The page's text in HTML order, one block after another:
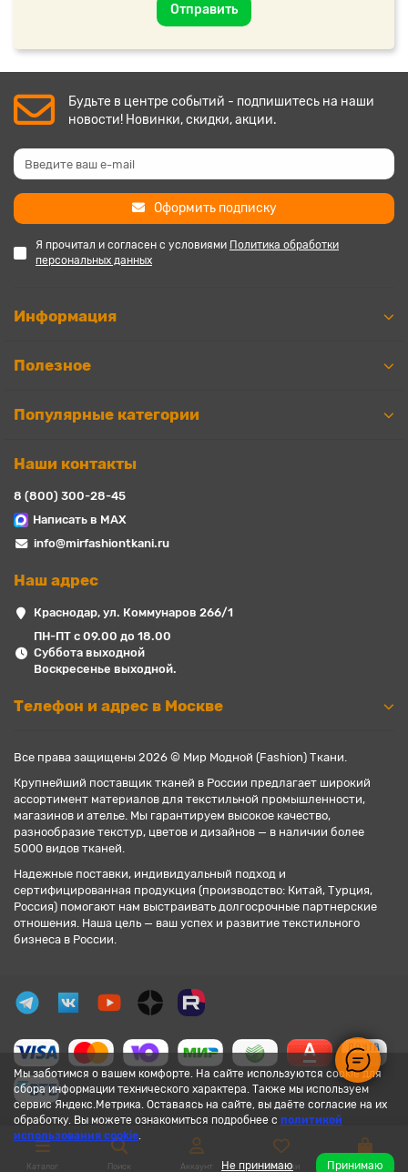
Отправить
Мы заботимся о вашем комфорте. На сайте используются cookie для
сбора информации технического характера. Также мы используем
сервис Яндекс.Метрика. Оставаясь на сайте, вы даёте согласие на их
обработку. Вы можете ознакомиться подробнее с политикой
использования cookie.
Не принимаю Принимаю
Будьте в центре событий - подпишитесь на наши
новости! Новинки, скидки, акции.
Оформить подписку
Я прочитал и согласен с условиями Политика обработки
персональных данных
Информация
Полезное
Популярные категории
Наши контакты
8 (800) 300-28-45
Написать в MAX
info@mirfashiontkani.ru
Наш адрес
Краснодар, ул. Коммунаров 266/1
ПН-ПТ с 09.00 до 18.00
Суббота выходной
Воскресенье выходной.
Телефон и адрес в Москве
Все права защищены 2026 © Мир Модной (Fashion) Ткани.
Крупнейший поставщик тканей в России предлагает широкий
ассортимент материалов для текстильной промышленности,
магазинов и ателье. Мы гарантируем высокое качество,
разнообразие текстур, цветов и дизайнов — в наличии более
5000 видов тканей.
Надежные поставки, индивидуальный подход и
сертифицированная продукция (производство: Китай, Турция,
Россия) помогают нам выстраивать долгосрочные партнерские
отношения. Наша цель — ваш успех и развитие текстильного
бизнеса в России.
Каталог Поиск Аккаунт Закладки Корзина